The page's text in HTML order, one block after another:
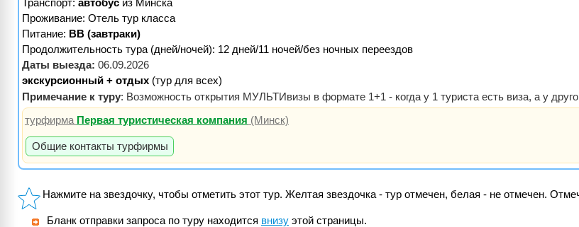
Транспорт: автобус из Минска
Проживание: Отель тур класса
Питание: BB (завтраки)
Продолжительность тура (дней/ночей): 12 дней/11 ночей/без ночных переездов
Даты выезда: 06.09.2026
экскурсионный + отдых (тур для всех)
Примечание к туру: Возможность открытия МУЛЬТИвизы в формате 1+1 - когда у 1 туриста есть виза, а у
турфирма Первая туристическая компания (Минск)
Общие контакты турфирмы
Нажмите на звездочку, чтобы отметить этот тур. Желтая звездочка - тур отмечен, белая - не отмечен.
Бланк отправки запроса по туру находится внизу этой страницы.